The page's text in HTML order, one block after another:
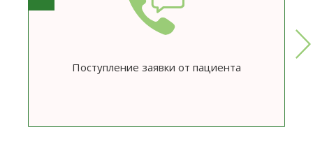
Поступление заявки от пациента